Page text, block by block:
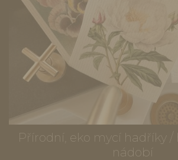
Přírodní, eko mycí hadříky /
nádobí